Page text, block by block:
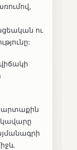
ու
արտաքին